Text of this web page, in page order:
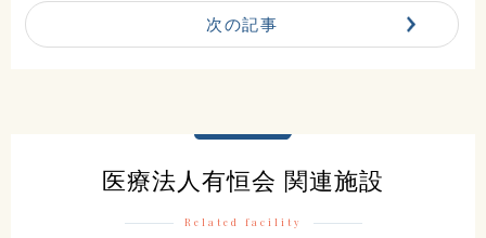
次の記事
医療法人有恒会 関連施設
Related facility